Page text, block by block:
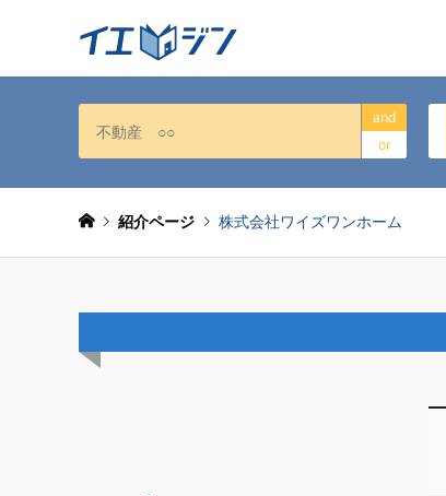
and
or
紹介ページ 株式会社ワイズワンホーム